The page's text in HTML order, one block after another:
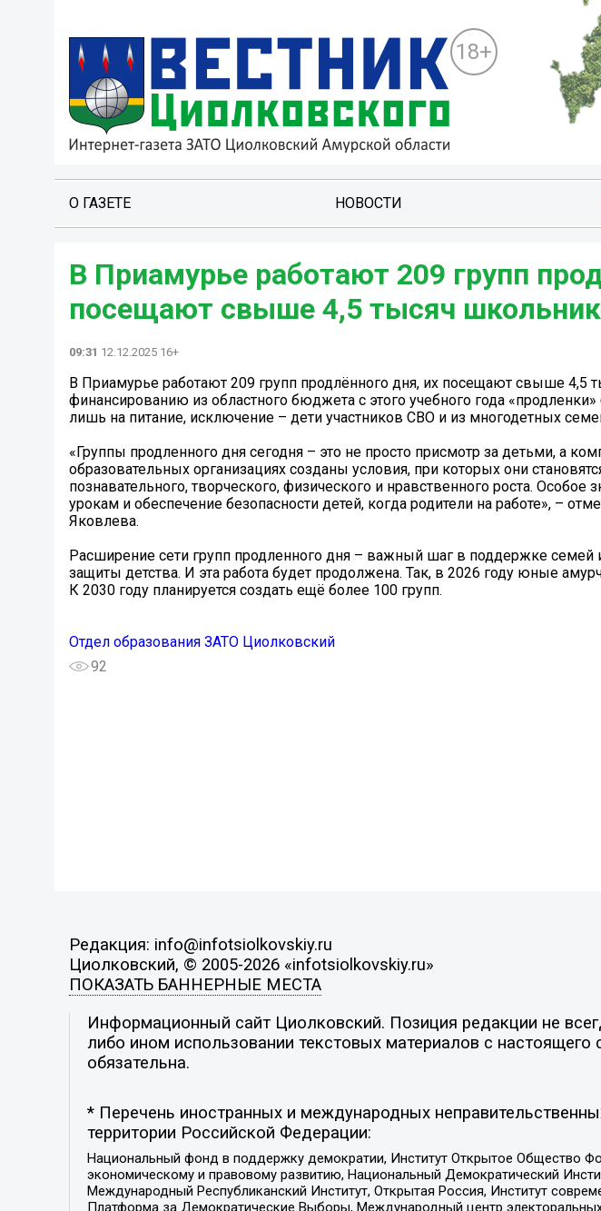
18+
О ГАЗЕТЕ НОВОСТИ
В Приамурье работают 209 групп
посещают свыше 4,5 тысяч
09:31 12.12.2025 16+
В Приамурье работают 209 групп продлённого дня, их посещают свыше 4,5
финансированию из областного бюджета с этого учебного года
лишь на питание, исключение – дети участников СВО и из многодетных
«Группы продленного дня сегодня – это не просто присмотр за детьми, а
образовательных организациях созданы условия, при которых они
познавательного, творческого, физического и нравственного роста.
урокам и обеспечение безопасности детей, когда родители на работе», –
Яковлева.
Расширение сети групп продленного дня – важный шаг в поддержке семей
защиты детства. И эта работа будет продолжена. Так, в 2026 году юные
К 2030 году планируется создать ещё более 100 групп.
Отдел образования ЗАТО Циолковский
92
Редакция: info@infotsiolkovskiy.ru
Циолковский, © 2005-2026 «infotsiolkovskiy.ru»
ПОКАЗАТЬ БАННЕРНЫЕ МЕСТА
Информационный сайт Циолковский. Позиция редакции не
либо ином использовании текстовых материалов с настоящего
обязательна.
* Перечень иностранных и международных
территории Российской Федерации:
Национальный фонд в поддержку демократии, Институт Открытое Общество
экономическому и правовому развитию, Национальный Демократический
Международный Республиканский Институт, Открытая Россия, Институт
Платформа за Демократические Выборы, Международный центр